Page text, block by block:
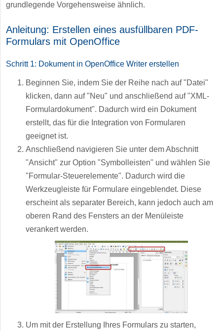
grundlegende Vorgehensweise ähnlich.
Anleitung: Erstellen eines ausfüllbaren PDF-
Formulars mit OpenOffice
Schritt 1: Dokument in OpenOffice Writer erstellen
Beginnen Sie, indem Sie der Reihe nach auf "Datei"
klicken, dann auf "Neu" und anschließend auf "XML-
Formulardokument". Dadurch wird ein Dokument
erstellt, das für die Integration von Formularen
geeignet ist.
Anschließend navigieren Sie unter dem Abschnitt
"Ansicht" zur Option "Symbolleisten" und wählen Sie
"Formular-Steuerelemente". Dadurch wird die
Werkzeugleiste für Formulare eingeblendet. Diese
erscheint als separater Bereich, kann jedoch auch am
oberen Rand des Fensters an der Menüleiste
verankert werden.
Um mit der Erstellung Ihres Formulars zu starten,